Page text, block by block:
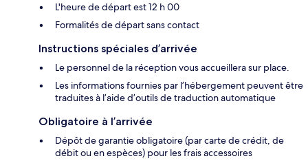
L'heure de départ est 12 h 00
Formalités de départ sans contact
Instructions spéciales d’arrivée
Le personnel de la réception vous accueillera sur place.
Les informations fournies par l’hébergement peuvent être
traduites à l’aide d’outils de traduction automatique
Obligatoire à l’arrivée
Dépôt de garantie obligatoire (par carte de crédit, de
débit ou en espèces) pour les frais accessoires